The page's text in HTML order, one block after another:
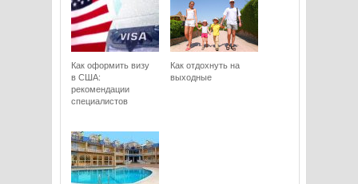
Как оформить визу
в США:
рекомендации
специалистов
Как отдохнуть на
выходные